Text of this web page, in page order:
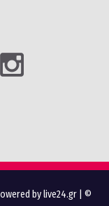
by live24.gr | ©